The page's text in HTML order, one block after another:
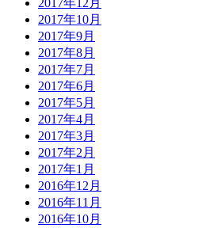
2017年12月
2017年10月
2017年9月
2017年8月
2017年7月
2017年6月
2017年5月
2017年4月
2017年3月
2017年2月
2017年1月
2016年12月
2016年11月
2016年10月